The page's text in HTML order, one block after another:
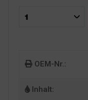
OEM-Nr.:
Inhalt: